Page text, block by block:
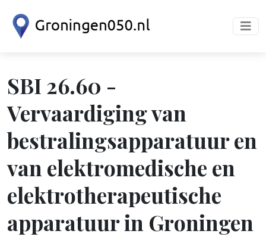
SBI 26.60 -
Vervaardiging van
bestralingsapparatuur en
van elektromedische en
elektrotherapeutische
apparatuur in Groningen